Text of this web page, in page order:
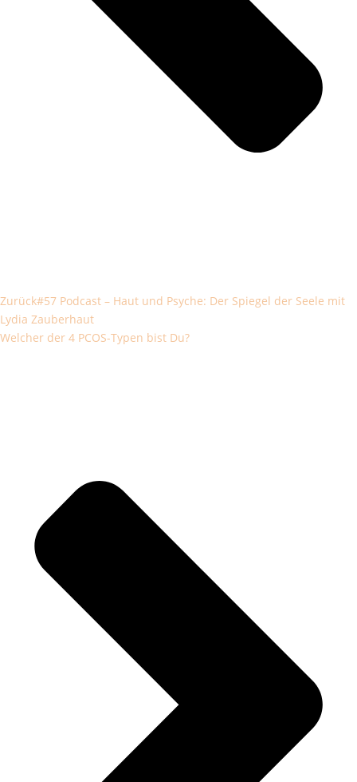
Zurück#57 Podcast – Haut und Psyche: Der Spiegel der Seele mit
Lydia Zauberhaut
Welcher der 4 PCOS-Typen bist Du?